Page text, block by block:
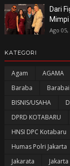
Dari
Ago 05,
KATEGORI
Agam AGAMA
Baraba
Barabai
BISNIS/USAHA
DPRD KOTABARU
HNSI DPC Kotabaru
Humas Polri Jakarta
Jakarata
Jakarta